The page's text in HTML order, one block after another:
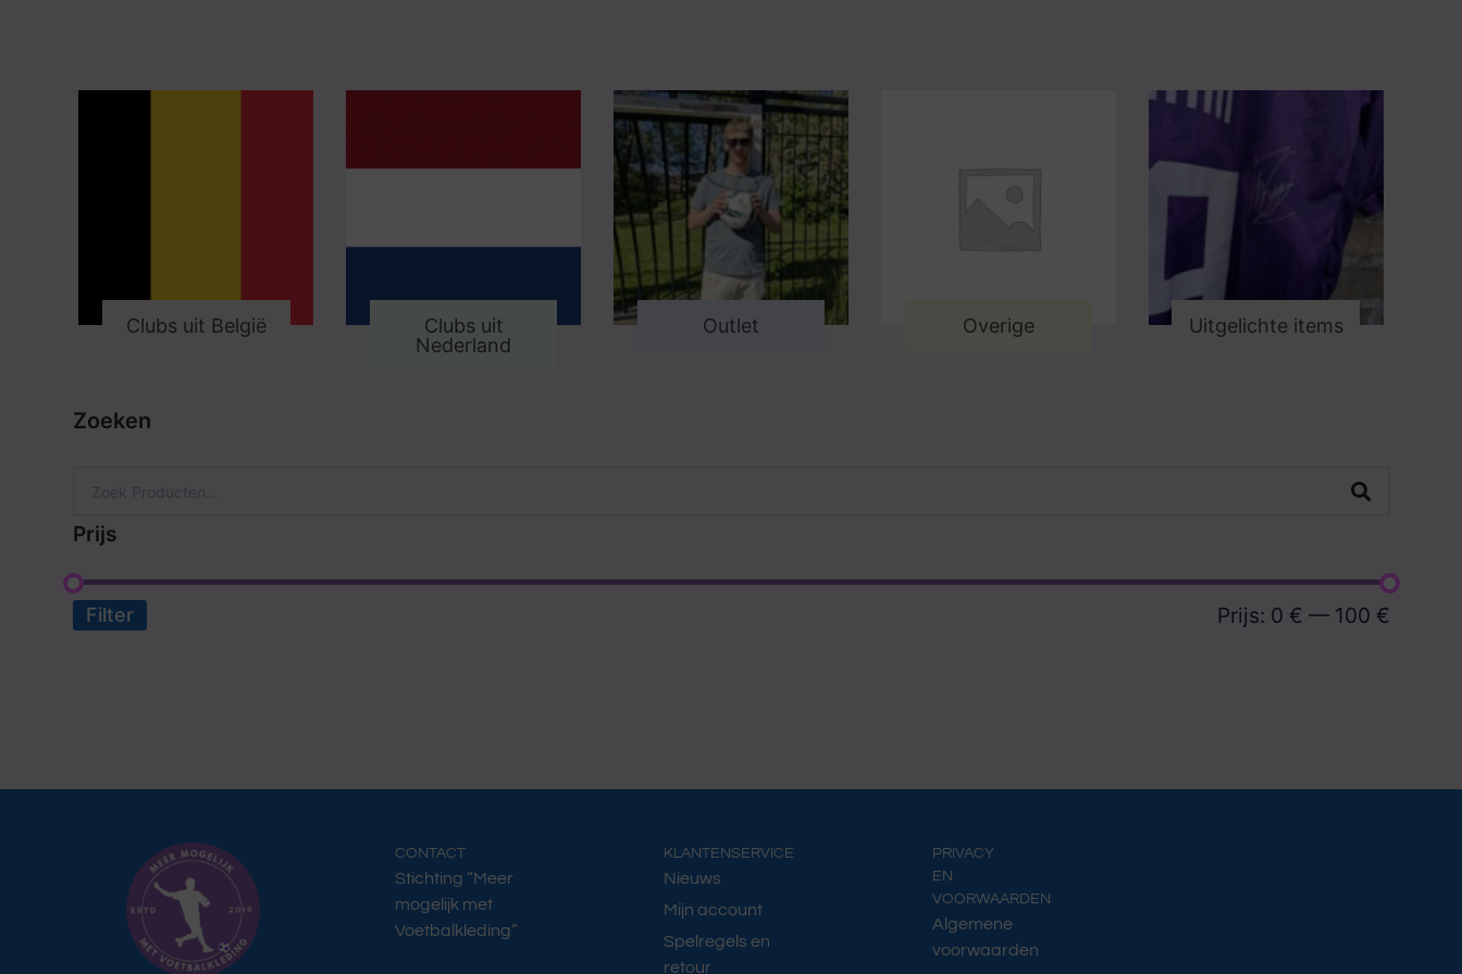
Clubs uit België
Clubs uit
Nederland
Outlet Overige Uitgelichte items
Zoeken
Prijs
Filter Prijs: 0 € — 100 €
CONTACT
Stichting “Meer
mogelijk met
Voetbalkleding”
KLANTENSERVICE
Nieuws
Mijn account
Spelregels en
retour
PRIVACY
EN
VOORWAARDEN
Algemene
voorwaarden